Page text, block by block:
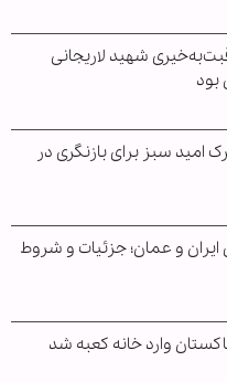
شهید لاریجانی
بود
سبز برای بازنگری در
ایران و عمان؛ جزئیات و شروط
وارد خانه کعبه شد